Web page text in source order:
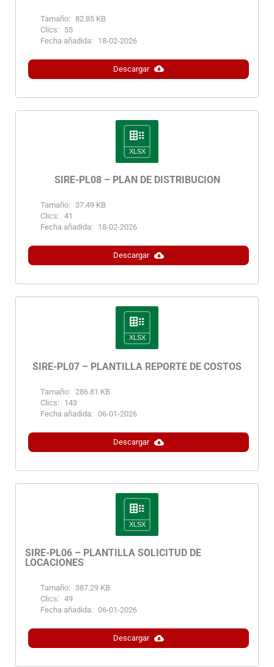
Tamaño: 82.85 KB
Clics:
55
Fecha añadida:
18-02-2026
Descargar
SIRE-PL08 – PLAN DE DISTRIBUCIÓN
Tamaño: 37.49 KB
Clics: 41
Fecha añadida:
18-02-2026
Descargar
SIRE-PL07 – PLANTILLA REPORTE DE COSTOS
Tamaño: 286.81 KB
Clics:
143
Fecha añadida: 06-01-2026
Descargar
SIRE-PL06 – PLANTILLA SOLICITUD DE
LOCACIONES
Tamaño: 387.29 KB
Clics: 49
Fecha añadida: 06-01-2026
Descargar